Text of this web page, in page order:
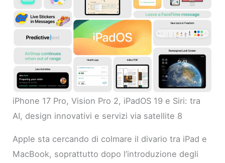
iPhone 17 Pro, Vision Pro 2, iPadOS 19 e Siri: tra
AI, design innovativi e servizi via satellite 8
Apple sta cercando di colmare il divario tra iPad e
MacBook, soprattutto dopo l’introduzione degli